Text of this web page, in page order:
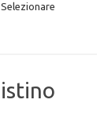
Selezionare